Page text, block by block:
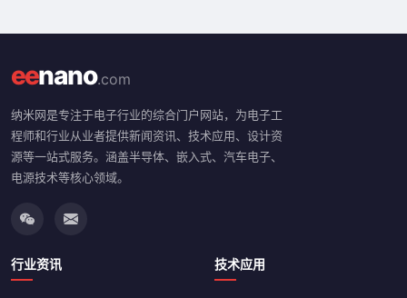
eenano.com
纳米网是专注于电子行业的综合门户网站，为电子工
程师和行业从业者提供新闻资讯、技术应用、设计资
源等一站式服务。涵盖半导体、嵌入式、汽车电子、
电源技术等核心领域。
行业资讯 技术应用